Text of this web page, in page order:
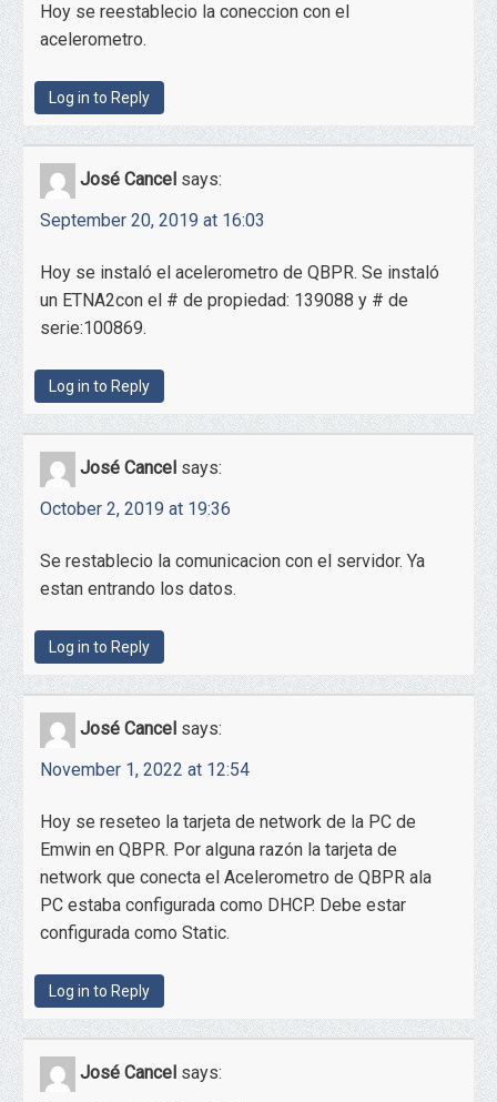
Hoy se reestablecio la coneccion con el
acelerometro.
Log in to Reply
José Cancel says:
September 20, 2019 at 16:03
Hoy se instaló el acelerometro de QBPR. Se instaló
un ETNA2con el # de propiedad: 139088 y # de
serie:100869.
Log in to Reply
José Cancel says:
October 2, 2019 at 19:36
Se restablecio la comunicacion con el servidor. Ya
estan entrando los datos.
Log in to Reply
José Cancel says:
November 1, 2022 at 12:54
Hoy se reseteo la tarjeta de network de la PC de
Emwin en QBPR. Por alguna razón la tarjeta de
network que conecta el Acelerometro de QBPR ala
PC estaba configurada como DHCP. Debe estar
configurada como Static.
Log in to Reply
José Cancel says: